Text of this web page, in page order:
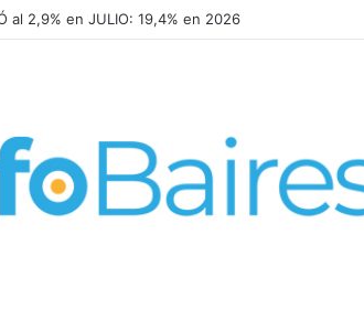
al 2,9% en JULIO: 19,4% en 2026